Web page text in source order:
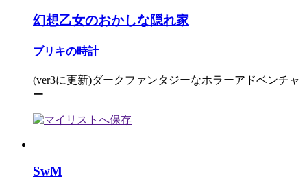
幻想乙女のおかしな隠れ家
ブリキの時計
(ver3に更新)ダークファンタジーなホラーアドベンチャ
ー
SwM